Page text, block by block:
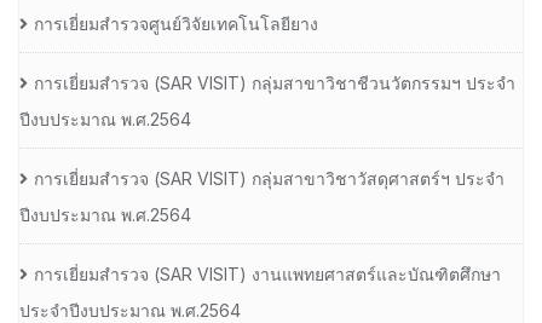
การเยี่ยมสำรวจศูนย์วิจัยเทคโนโลยียาง
การเยี่ยมสํารวจ (SAR VISIT) กลุ่มสาขาวิชาชีวนวัตกรรมฯ ประจํา
ปีงบประมาณ พ.ศ.2564
การเยี่ยมสํารวจ (SAR VISIT) กลุ่มสาขาวิชาวัสดุศาสตร์ฯ ประจํา
ปีงบประมาณ พ.ศ.2564
การเยี่ยมสํารวจ (SAR VISIT) งานแพทยศาสตร์และบัณฑิตศึกษา
ประจําปีงบประมาณ พ.ศ.2564